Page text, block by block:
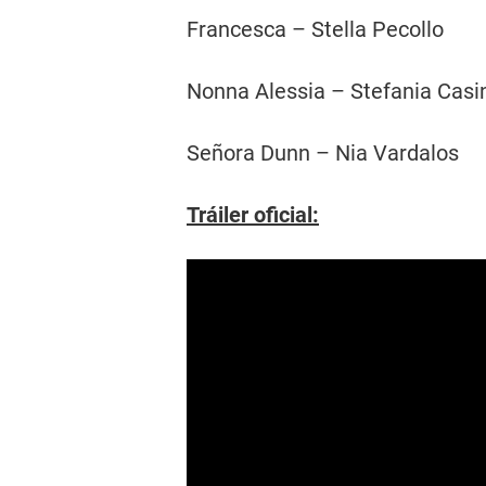
Francesca – Stella Pecollo
Nonna Alessia – Stefania
Señora Dunn – Nia Vardalos
Tráiler oficial: